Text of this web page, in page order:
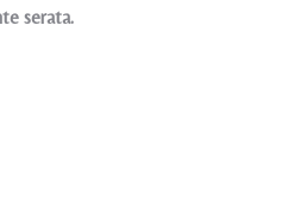
serata.